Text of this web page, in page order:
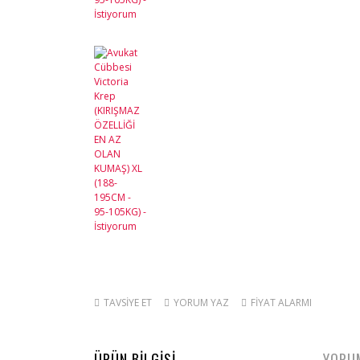
TAVSİYE ET YORUM YAZ FİYAT ALARMI